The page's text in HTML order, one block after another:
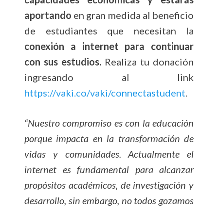
aportando en gran medida al beneficio
de estudiantes que necesitan la
conexión a internet para continuar
con sus estudios. Realiza tu donación
ingresando al link
https://vaki.co/vaki/connectastudent.
“Nuestro compromiso es con la educación
porque impacta en la transformación de
vidas y comunidades. Actualmente el
internet es fundamental para alcanzar
propósitos académicos, de investigación y
desarrollo, sin embargo, no todos gozamos